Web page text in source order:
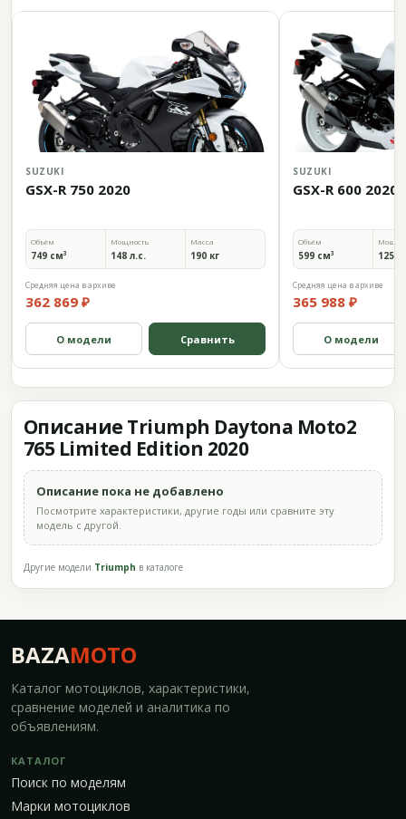
SUZUKI
GSX-R 750 2020
Объём
749 см³
Мощность
148 л.с.
Масса
190 кг
Средняя цена в архиве
362 869 ₽
О модели Сравнить
SUZUKI
GSX-R 600 2020
Объём
599 см³ 125
Средняя цена в архиве
365 988 ₽
О модели
Описание Triumph Daytona Moto2
765 Limited Edition 2020
Описание пока не добавлено
Посмотрите характеристики, другие годы или сравните эту
модель с другой.
Другие модели Triumph в каталоге
BAZAMOTO
Каталог мотоциклов, характеристики,
сравнение моделей и аналитика по
объявлениям.
КАТАЛОГ
Поиск по моделям
Марки мотоциклов